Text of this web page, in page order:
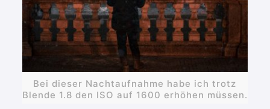
Bei dieser Nachtaufnahme habe ich trotz
Blende 1.8 den ISO auf 1600 erhöhen müssen.